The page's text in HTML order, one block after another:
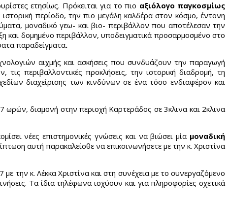
ετησίως. Πρόκειται για το πιο αξιόλογο παγκοσμίως
περίοδο, την πιο μεγάλη καλδέρα στον κόσμο, έντονη
μοναδικό γεω- και βιο- περιβάλλον που αποτέλεσαν την
και δομημένο περιβάλλον, υποδειγματικά προσαρμοσμένο στο
παραδείγματα.
αιχμής και ασκήσεις που συνδυάζουν την παραγωγή
περιβαλλοντικές προκλήσεις, την ιστορική διαδρομή, τη
διαχείρισης των κινδύνων σε ένα τόσο ενδιαφέρον και
ωρών, διαμονή στην περιοχή Καρτεράδος σε 3κλινα και 2κλινα
νέες επιστημονικές γνώσεις και να βιώσει μία μοναδική
αυτή παρακαλείσθε να επικοινωνήσετε με την κ. Χριστίνα
την κ. Λέκκα Χριστίνα και στη συνέχεια με το συνεργαζόμενο
Τα ίδια τηλέφωνα ισχύουν και για πληροφορίες σχετικά